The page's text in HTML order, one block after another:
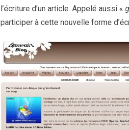
l’écriture d’un article. Appelé aussi «
participer à cette nouvelle forme